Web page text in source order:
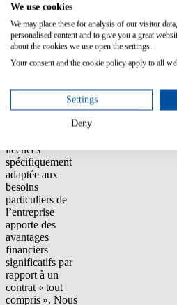
mis en œuvre
avec succès, et
l’expertise en
conseil de son
partenaire
Suisse.
« Dans de
nombreux cas, la
licences
spécifiquement
adaptée aux
besoins
particuliers de
l’entreprise
apporte des
avantages
financiers
significatifs par
rapport à un
contrat « tout
compris ». Nous
We use cookies
We may place these for analysis of our visitor
personalised content and to give you a great
about the cookies we use open the settings.
Your consent and the cookie policy apply to all
Settings
Deny